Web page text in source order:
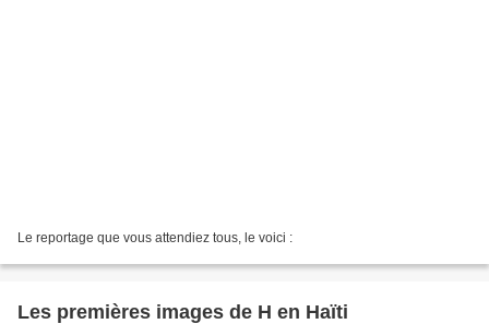
Le reportage que vous attendiez tous, le voici :
Les premières images de H en Haïti